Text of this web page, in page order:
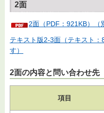
2面
2面（PDF：921KB）（
テキスト版2-3面（テキスト
す）
2面の内容と問い合わせ先
項目